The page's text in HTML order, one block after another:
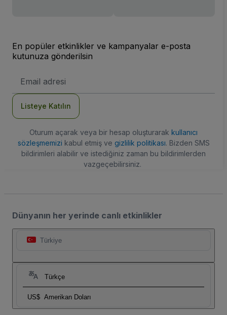
En popüler etkinlikler ve kampanyalar e-posta
kutunuza gönderilsin
posta
Listeye Katılın
Oturum açarak veya bir hesap oluşturarak kullanıcı
sözleşmemizi kabul etmiş ve gizlilik politikası. Bizden SMS
bildirimleri alabilir ve istediğiniz zaman bu bildirimlerden
vazgeçebilirsiniz.
Dünyanın her yerinde canlı etkinlikler
Türkiye
Türkçe
US$ Amerikan Doları